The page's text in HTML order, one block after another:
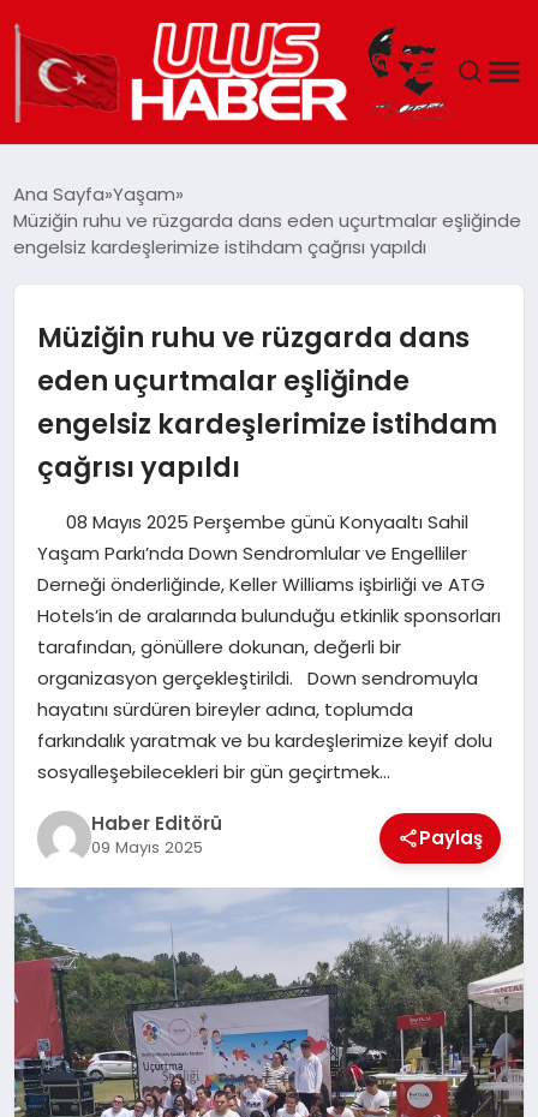
DÜNYA
TEKNOLOJI
EĞITIM
MAGAZIN
SPOR
YAŞAM
Ana Sayfa Yaşam
Müziğin ruhu ve rüzgarda dans eden uçurtmalar eşliğinde
engelsiz kardeşlerimize istihdam çağrısı yapıldı
Müziğin ruhu ve rüzgarda dans
eden uçurtmalar eşliğinde
engelsiz kardeşlerimize istihdam
çağrısı yapıldı
08 Mayıs 2025 Perşembe günü Konyaaltı Sahil
Yaşam Parkı’nda Down Sendromlular ve Engelliler
Derneği önderliğinde, Keller Williams işbirliği ve ATG
Hotels’in de aralarında bulunduğu etkinlik sponsorları
tarafından, gönüllere dokunan, değerli bir
organizasyon gerçekleştirildi. Down sendromuyla
hayatını sürdüren bireyler adına, toplumda
farkındalık yaratmak ve bu kardeşlerimize keyif dolu
sosyalleşebilecekleri bir gün geçirtmek…
Haber Editörü
09 Mayıs 2025 Paylaş